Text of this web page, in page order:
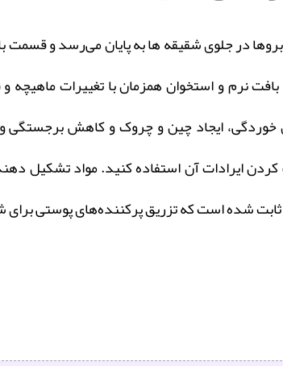
در جلوی شقیقه‌ ها به پایان می‌رسد و قسمت
و استخوان همزمان با تغییرات ماهیچه
ایجاد چین و چروک و کاهش برجستگی
ایرادات آن استفاده کنید. مواد تشکیل
شده است که تزریق پرکننده‌های پوستی